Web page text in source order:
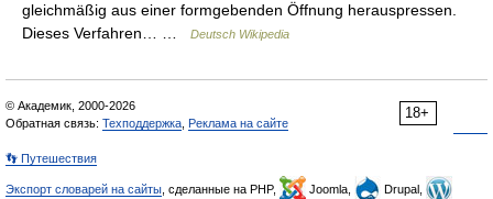
gleichmäßig aus einer formgebenden Öffnung herauspressen.
Dieses Verfahren… …
Deutsch Wikipedia
18+
© Академик, 2000-2026
Обратная связь: Техподдержка Реклама на сайте
👣 Путешествия
Экспорт словарей на сайты , сделанные на PHP, Joomla,
Drupal,